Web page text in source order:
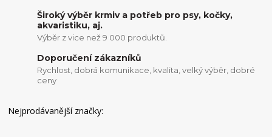
Široký výběr krmiv a potřeb pro psy, kočky,
akvaristiku, aj.
Výběr z vice než 9 000 produktů.
Doporučení zákazníků
Rychlost, dobrá komunikace, kvalita, velký výběr, dobré
ceny
Nejprodávanější značky: